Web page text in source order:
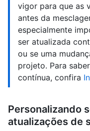
vigor para que as
antes da
especialmente
ser atualizada
ou se uma
projeto. Para
contínua, confira
Personalizando
atualizações de